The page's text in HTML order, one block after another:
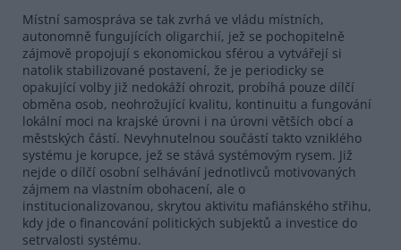
Místní samospráva se tak zvrhá ve vládu místních,
autonomně fungujících oligarchií, jež se pochopitelně
zájmově propojují s ekonomickou sférou a vytvářejí si
natolik stabilizované postavení, že je periodicky se
opakující volby již nedokáží ohrozit, probíhá pouze dílčí
obměna osob, neohrožující kvalitu, kontinuitu a fungování
lokální moci na krajské úrovni i na úrovni větších obcí a
městských částí. Nevyhnutelnou součástí takto vzniklého
systému je korupce, jež se stává systémovým rysem. Již
nejde o dílčí osobní selhávání jednotlivců motivovaných
zájmem na vlastním obohacení, ale o
institucionalizovanou, skrytou aktivitu mafiánského střihu,
kdy jde o financování politických subjektů a investice do
setrvalosti systému.